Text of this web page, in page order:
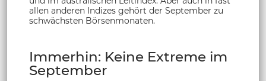
allen anderen Indizes gehört der September zu
schwächsten Börsenmonaten.
Immerhin: Keine Extreme im
September